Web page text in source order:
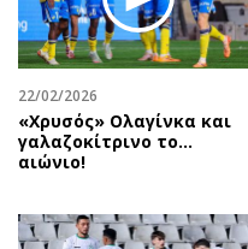
22/02/2026
«Χρυσός» Ολαγίνκα και
γαλαζοκίτρινο το…
αιώνιο!